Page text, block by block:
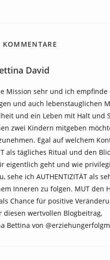
David
Mission sehr und ich
und auch lebenstauglichen
und ein Leben mit Halt und
zwei Kindern mitgeben
Egal auf welchem
als tägliches Ritual und den
eigentlich geht und wie
sehe ich AUTHENTIZITÄT als
Inneren zu folgen. MUT den
Chance für positive
diesen wertvollen Blogbeitrag,
Bettina von